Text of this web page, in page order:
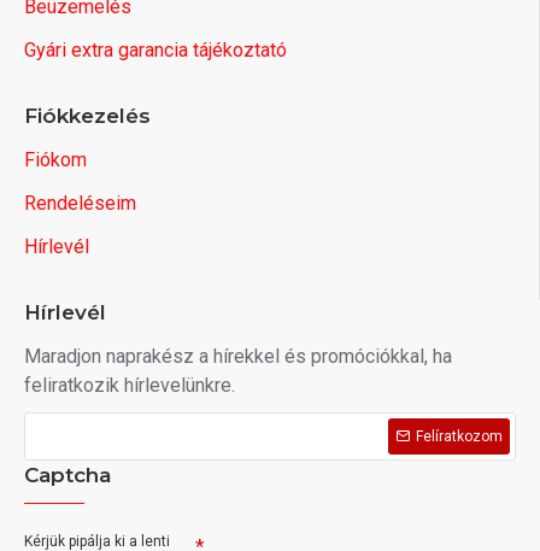
Beüzemelés
Gyári extra garancia tájékoztató
Fiókkezelés
Fiókom
Rendeléseim
Hírlevél
Hírlevél
Maradjon naprakész a hírekkel és promóciókkal, ha
feliratkozik hírlevelünkre.
Felíratkozom
Captcha
Kérjük pipálja ki a lenti